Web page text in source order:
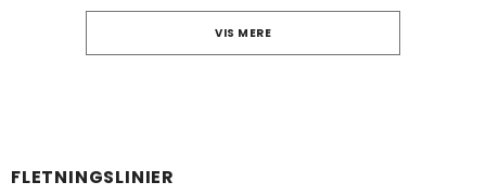
VIS MERE
FLETNINGSLINIER